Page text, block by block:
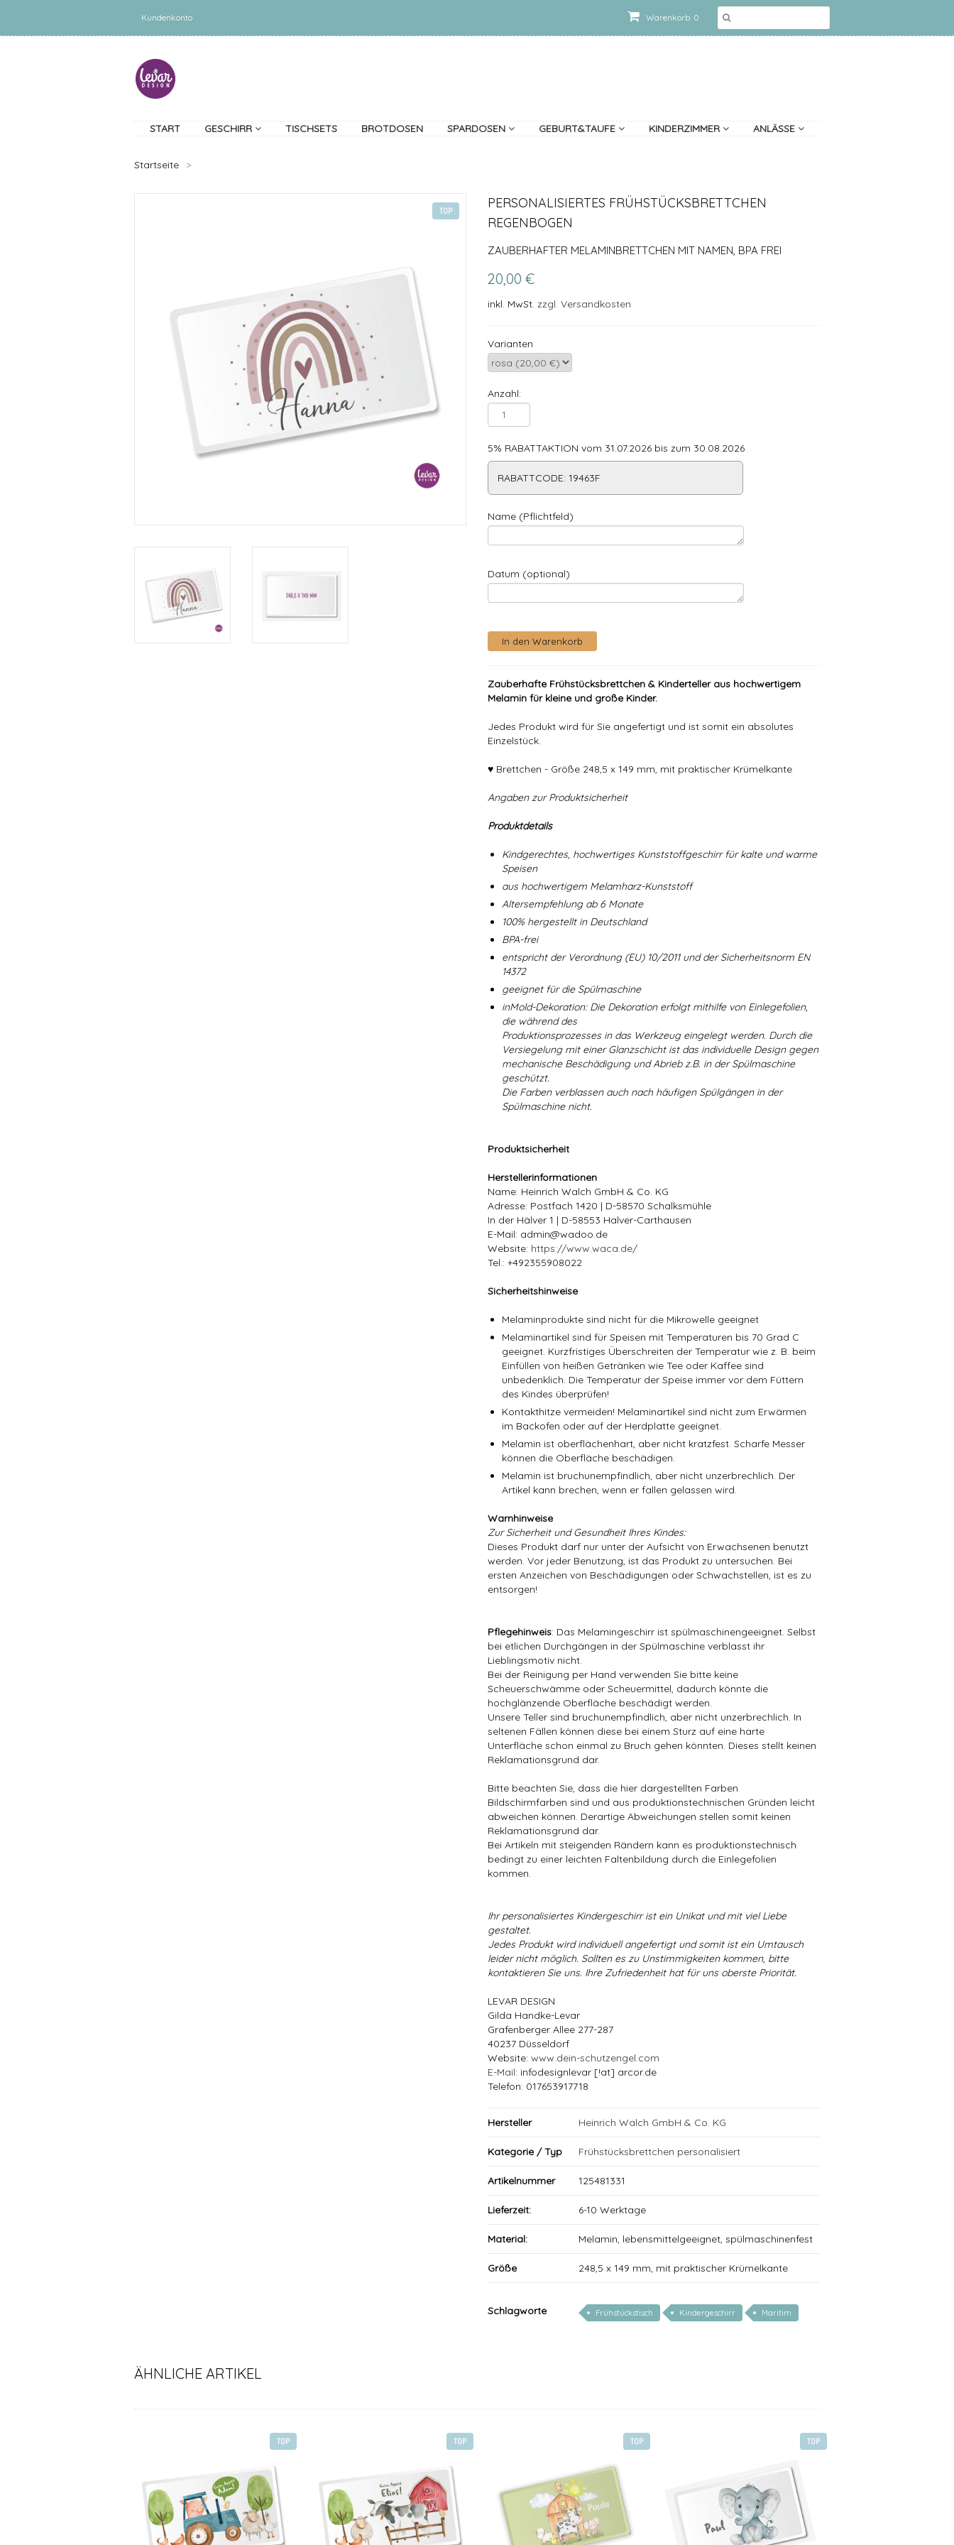
Warenkorb: 0
Kundenkonto
START GESCHIRR TISCHSETS BROTDOSEN SPARDOSEN GEBURT&TAUFE KINDERZIMMER ANLÄSSE
Startseite >
TOP
PERSONALISIERTES FRÜHSTÜCKSBRETTCHEN
REGENBOGEN
ZAUBERHAFTER MELAMINBRETTCHEN MIT NAMEN, BPA FREI
20,00 €
inkl. MwSt. zzgl. Versandkosten
Varianten
Anzahl:
5% RABATTAKTION vom 31.07.2026 bis zum 30.08.2026
RABATTCODE: 19463F
Name (Pflichtfeld)
Datum (optional)
Zauberhafte Frühstücksbrettchen & Kinderteller aus hochwertigem
Melamin für kleine und große Kinder.
Jedes Produkt wird für Sie angefertigt und ist somit ein absolutes
Einzelstück.
♥ Brettchen - Größe 248,5 x 149 mm, mit praktischer Krümelkante
Angaben zur Produktsicherheit
Produktdetails
Kindgerechtes, hochwertiges Kunststoffgeschirr für kalte und warme
Speisen
aus hochwertigem Melamharz-Kunststoff
Altersempfehlung ab 6 Monate
100% hergestellt in Deutschland
BPA-frei
entspricht der Verordnung (EU) 10/2011 und der Sicherheitsnorm EN
14372
geeignet für die Spülmaschine
inMold-Dekoration: Die Dekoration erfolgt mithilfe von Einlegefolien,
die während des
Produktionsprozesses in das Werkzeug eingelegt werden. Durch die
Versiegelung mit einer Glanzschicht ist das individuelle Design gegen
mechanische Beschädigung und Abrieb z.B. in der Spülmaschine
geschützt.
Die Farben verblassen auch nach häufigen Spülgängen in der
Spülmaschine nicht.
Produktsicherheit
Herstellerinformationen
Name: Heinrich Walch GmbH & Co. KG
Adresse: Postfach 1420 | D-58570 Schalksmühle
In der Hälver 1 | D-58553 Halver-Carthausen
E-Mail: admin@wadoo.de
Website: https://www.waca.de/
Tel.: +492355908022
Sicherheitshinweise
Melaminprodukte sind nicht für die Mikrowelle geeignet
Melaminartikel sind für Speisen mit Temperaturen bis 70 Grad C
geeignet. Kurzfristiges Überschreiten der Temperatur wie z. B. beim
Einfüllen von heißen Getränken wie Tee oder Kaffee sind
unbedenklich. Die Temperatur der Speise immer vor dem Füttern
des Kindes überprüfen!
Kontakthitze vermeiden! Melaminartikel sind nicht zum Erwärmen
im Backofen oder auf der Herdplatte geeignet.
Melamin ist oberflächenhart, aber nicht kratzfest. Scharfe Messer
können die Oberfläche beschädigen.
Melamin ist bruchunempfindlich, aber nicht unzerbrechlich. Der
Artikel kann brechen, wenn er fallen gelassen wird.
Warnhinweise
Zur Sicherheit und Gesundheit Ihres Kindes:
Dieses Produkt darf nur unter der Aufsicht von Erwachsenen benutzt
werden. Vor jeder Benutzung, ist das Produkt zu untersuchen. Bei
ersten Anzeichen von Beschädigungen oder Schwachstellen, ist es zu
entsorgen!
Pflegehinweis: Das Melamingeschirr ist spülmaschinengeeignet. Selbst
bei etlichen Durchgängen in der Spülmaschine verblasst ihr
Lieblingsmotiv nicht.
Bei der Reinigung per Hand verwenden Sie bitte keine
Scheuerschwämme oder Scheuermittel, dadurch könnte die
hochglänzende Oberfläche beschädigt werden.
Unsere Teller sind bruchunempfindlich, aber nicht unzerbrechlich. In
seltenen Fällen können diese bei einem Sturz auf eine harte
Unterfläche schon einmal zu Bruch gehen könnten. Dieses stellt keinen
Reklamationsgrund dar.
Bitte beachten Sie, dass die hier dargestellten Farben
Bildschirmfarben sind und aus produktionstechnischen Gründen leicht
abweichen können. Derartige Abweichungen stellen somit keinen
Reklamationsgrund dar.
Bei Artikeln mit steigenden Rändern kann es produktionstechnisch
bedingt zu einer leichten Faltenbildung durch die Einlegefolien
kommen.
Ihr personalisiertes Kindergeschirr ist ein Unikat und mit viel Liebe
gestaltet.
Jedes Produkt wird individuell angefertigt und somit ist ein Umtausch
leider nicht möglich. Sollten es zu Unstimmigkeiten kommen, bitte
kontaktieren Sie uns. Ihre Zufriedenheit hat für uns oberste Priorität.
LEVAR DESIGN
Gilda Handke-Levar
Grafenberger Allee 277-287
40237 Düsseldorf
Website: www.dein-schutzengel.com
E-Mail: infodesignlevar [!at] arcor.de
Telefon: 017653917718
Hersteller Heinrich Walch GmbH & Co. KG
Kategorie / Typ Frühstücksbrettchen personalisiert
Artikelnummer 125481331
Lieferzeit: 6-10 Werktage
Material: Melamin, lebensmittelgeeignet, spülmaschinenfest
Größe 248,5 x 149 mm, mit praktischer Krümelkante
Schlagworte Frühstückstisch Kindergeschirr Maritim
ÄHNLICHE ARTIKEL
TOP TOP TOP TOP